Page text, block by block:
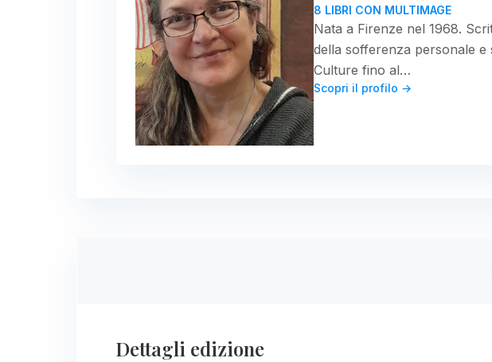
8 LIBRI CON MULTIMAGE
Nata a Firenze nel 1968.
della sofferenza personale e
Culture fino al…
Scopri il profilo →
Dettagli edizione